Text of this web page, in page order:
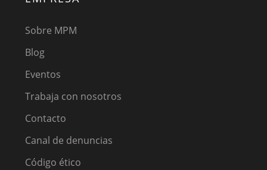
Sobre MPM
Blog
Eventos
Trabaja con nosotros
Contacto
Canal de denuncias
Código ético